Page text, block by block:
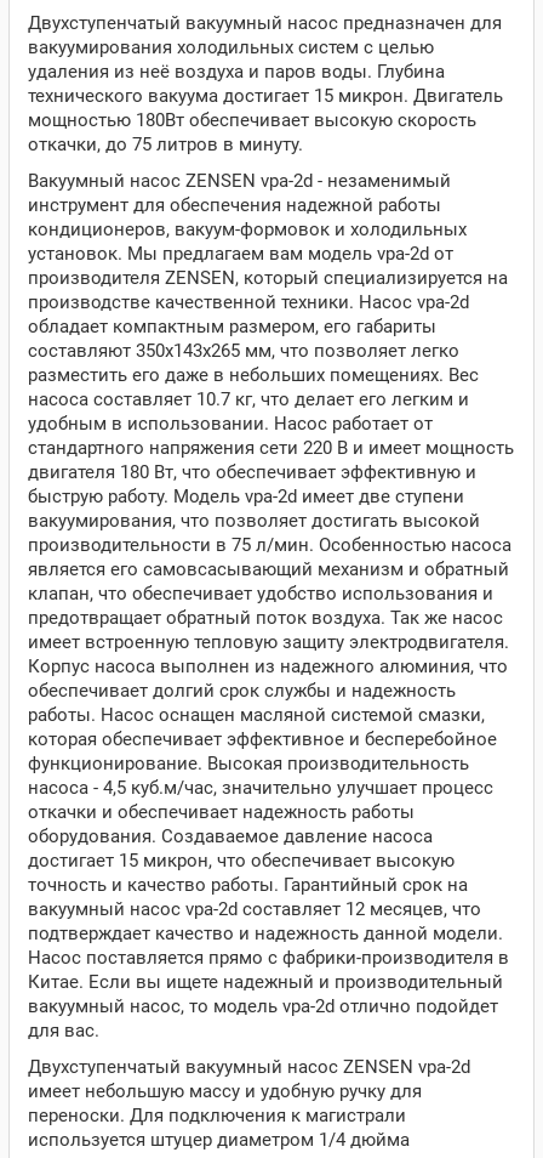
Двухступенчатый вакуумный насос предназначен для
вакуумирования холодильных систем с целью
удаления из неё воздуха и паров воды. Глубина
технического вакуума достигает 15 микрон. Двигатель
мощностью 180Вт обеспечивает высокую скорость
откачки, до 75 литров в минуту.
Вакуумный насос ZENSEN vpa-2d - незаменимый
инструмент для обеспечения надежной работы
кондиционеров, вакуум-формовок и холодильных
установок. Мы предлагаем вам модель vpa-2d от
производителя ZENSEN, который специализируется на
производстве качественной техники. Насос vpa-2d
обладает компактным размером, его габариты
составляют 350x143x265 мм, что позволяет легко
разместить его даже в небольших помещениях. Вес
насоса составляет 10.7 кг, что делает его легким и
удобным в использовании. Насос работает от
стандартного напряжения сети 220 В и имеет мощность
двигателя 180 Вт, что обеспечивает эффективную и
быструю работу. Модель vpa-2d имеет две ступени
вакуумирования, что позволяет достигать высокой
производительности в 75 л/мин. Особенностью насоса
является его самовсасывающий механизм и обратный
клапан, что обеспечивает удобство использования и
предотвращает обратный поток воздуха. Так же насос
имеет встроенную тепловую защиту электродвигателя.
Корпус насоса выполнен из надежного алюминия, что
обеспечивает долгий срок службы и надежность
работы. Насос оснащен масляной системой смазки,
которая обеспечивает эффективное и бесперебойное
функционирование. Высокая производительность
насоса - 4,5 куб.м/час, значительно улучшает процесс
откачки и обеспечивает надежность работы
оборудования. Создаваемое давление насоса
достигает 15 микрон, что обеспечивает высокую
точность и качество работы. Гарантийный срок на
вакуумный насос vpa-2d составляет 12 месяцев, что
подтверждает качество и надежность данной модели.
Насос поставляется прямо с фабрики-производителя в
Китае. Если вы ищете надежный и производительный
вакуумный насос, то модель vpa-2d отлично подойдет
для вас.
Двухступенчатый вакуумный насос ZENSEN vpa-2d
имеет небольшую массу и удобную ручку для
переноски. Для подключения к магистрали
используется штуцер диаметром 1/4 дюйма